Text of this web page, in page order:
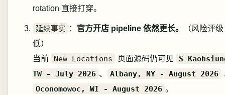
rotation 直接打穿。
延续事实 ： 官方开店 pipeline 依然更长。
（风险评
低）
当前
New Locations 页面源码仍可见
S
TW - July 2026 、 Albany, NY - August 2026
Oconomowoc, WI - August 2026 。